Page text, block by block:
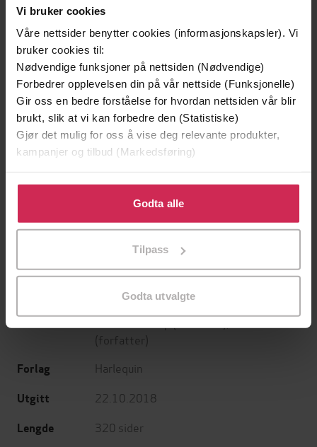
Vi bruker cookies
Våre nettsider benytter cookies (informasjonskapsler). Vi
bruker cookies til:
Nødvendige funksjoner på nettsiden (Nødvendige)
Forbedrer opplevelsen din på vår nettside (Funksjonelle)
Gir oss en bedre forståelse for hvordan nettsiden vår blir
brukt, slik at vi kan forbedre den (Statistiske)
Gjør det mulig for oss å vise deg relevante produkter,
kampanjer og tilbud (Markedsføring)
Klikk på «Godta alle» for å gi oss ditt samtykke til å
bruke cookies for alle disse formålene. Du kan også
tilpasse ditt samtykke til spesifikke formål ved å klikke
Godta alle
Tilpass
Godta utvalgte
Å vanne blomster om kvelden
Valérie Perrin
Catherine Isaac
Barbara Dunlop(forfatter),Kristi Gold
(forfatter)
Forlag Harlequin
Utgitt 22.10.2018
Lengde 320 sider